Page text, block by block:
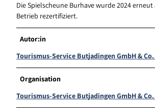
Die Spielscheune Burhave wurde 2024
Betrieb rezertifiziert.
Autor:in
Tourismus-Service Butjadingen GmbH & Co.
Organisation
Tourismus-Service Butjadingen GmbH & Co.